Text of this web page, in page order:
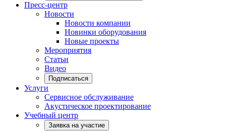
Пресс-центр
Новости
Новости компании
Новинки оборудования
Новые проекты
Мероприятия
Статьи
Видео
Подписаться
Услуги
Сервисное обслуживание
Акустическое проектирование
Учебный центр
Заявка на участие